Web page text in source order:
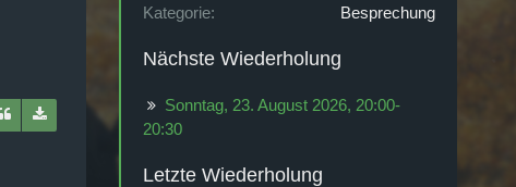
Kategorie
Besprechung
Nächste Wiederholung
Sonntag, 23. August 2026, 20:00-
20:30
Letzte Wiederholung